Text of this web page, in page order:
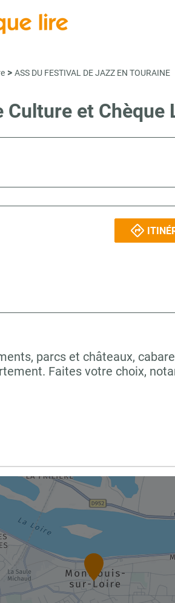
> ASS DU FESTIVAL DE JAZZ EN TOURAINE
et Chèque
parcs et châteaux,
Faites votre choix,